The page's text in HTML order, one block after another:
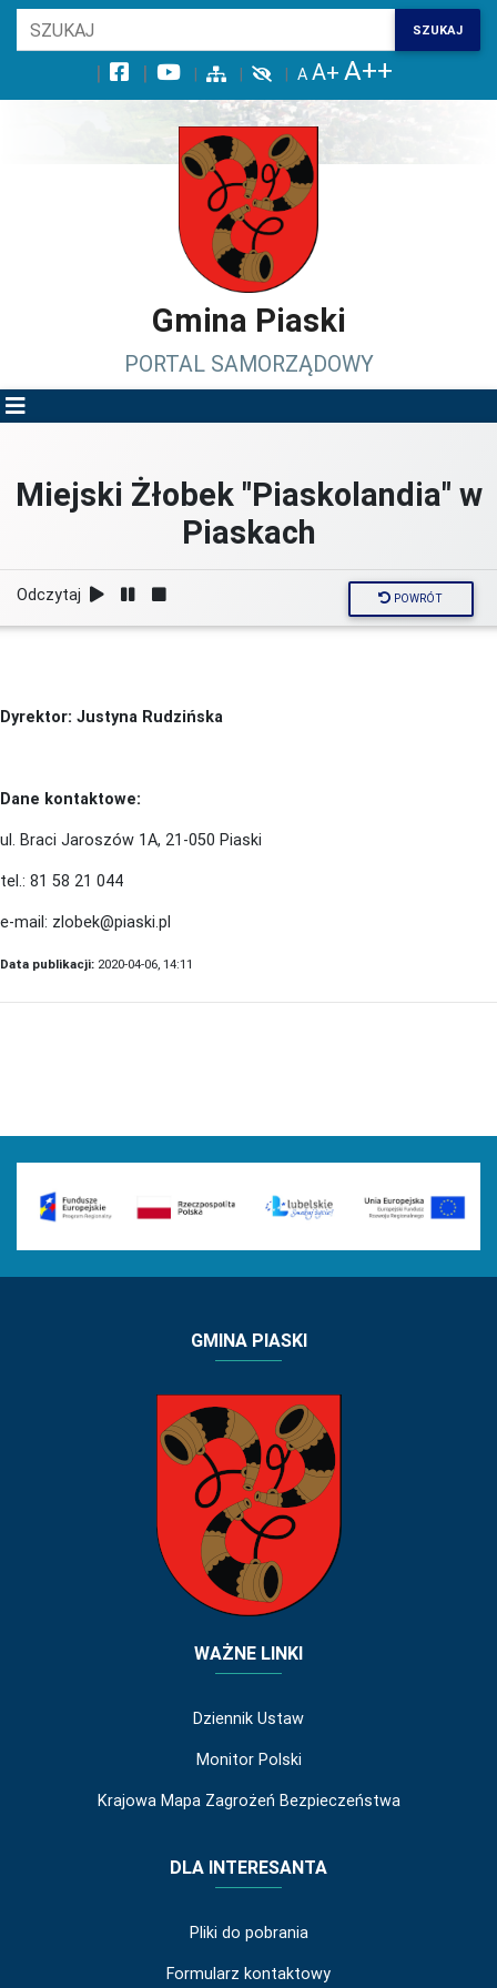
Wróć na początek strony
Przejdź do treści głównej
Przejdź do stopki
Przejdź do menu górnego
Przejdź do mapy serwisu
SZUKAJ
Gmina Piaski
PORTAL SAMORZĄDOWY
Miejski Żłobek "Piaskolandia" w
Piaskach
Odczytaj POWRÓT
Dyrektor: Justyna Rudzińska
Dane kontaktowe:
ul. Braci Jaroszów 1A, 21-050 Piaski
tel.: 81 58 21 044
e-mail: zlobek@piaski.pl
Data publikacji: 2020-04-06, 14:11
GMINA PIASKI
WAŻNE LINKI
Dziennik Ustaw
Monitor Polski
Krajowa Mapa Zagrożeń Bezpieczeństwa
DLA INTERESANTA
Pliki do pobrania
Formularz kontaktowy